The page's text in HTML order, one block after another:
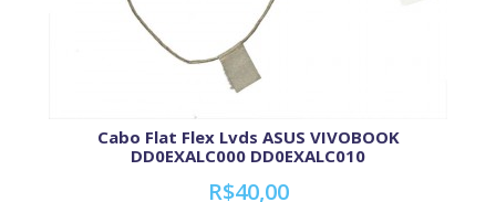
Cabo Flat Flex Lvds ASUS VIVOBOOK
DD0EXALC000 DD0EXALC010
R$40,00